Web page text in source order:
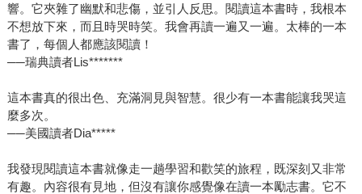
響。它夾雜了幽默和悲傷，並引人反思。閱讀這本書時，我根本
不想放下來，而且時哭時笑。我會再讀一遍又一遍。太棒的一本
書了，每個人都應該閱讀！
──瑞典讀者Lis*******
這本書真的很出色、充滿洞見與智慧。很少有一本書能讓我哭這
麼多次。
──美國讀者Dia*****
我發現閱讀這本書就像走一趟學習和歡笑的旅程，既深刻又非常
有趣。內容很有見地，但沒有讓你感覺像在讀一本勵志書。它不